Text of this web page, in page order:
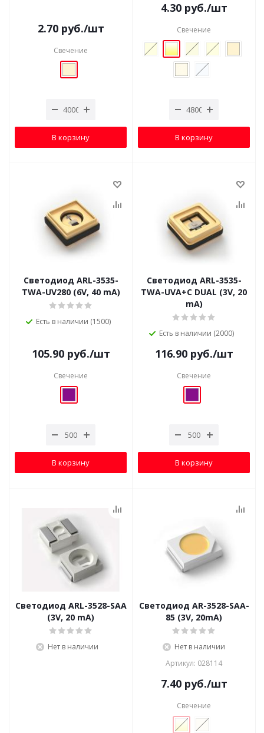
2.70руб./шт
Свечение
В корзину
4.30руб./шт
Свечение
В корзину
Светодиод ARL-3535-
TWA-UV280 (6V, 40 mA)
Есть в наличии (1500)
105.90руб./шт
Свечение
В корзину
Светодиод ARL-3535-
TWA-UVA+C DUAL (3V, 20
mA)
Есть в наличии (2000)
116.90руб./шт
Свечение
В корзину
Светодиод ARL-3528-SAA
(3V, 20 mA)
Нет в наличии
Светодиод AR-3528-SAA-
85 (3V, 20mA)
Нет в наличии
Артикул: 028114
7.40руб./шт
Свечение